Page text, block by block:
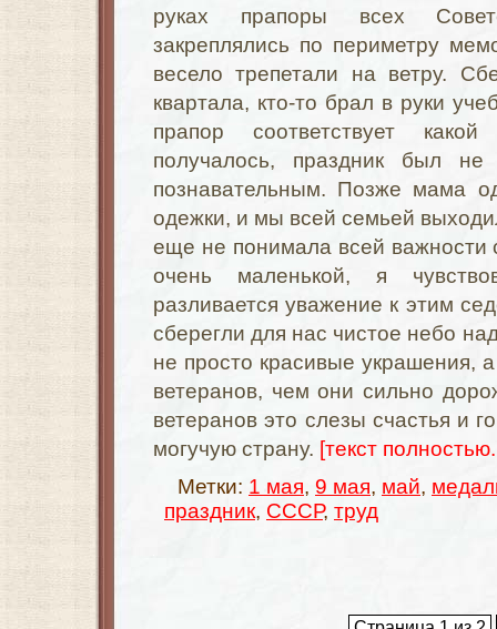
руках прапоры всех
закреплялись по периметру
весело трепетали на ветру.
квартала, кто-то брал в руки
прапор соответствует
получалось, праздник был
познавательным. Позже мама
одежки, и мы всей семьей
еще не понимала всей важности
очень маленькой, я
разливается уважение к этим
сберегли для нас чистое небо
не просто красивые украшения,
ветеранов, чем они сильно
ветеранов это слезы счастья и
могучую страну. [текст
Метки: 1 мая, 9 мая, май,
праздник, СССР, труд